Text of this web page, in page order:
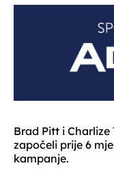
Brad Pitt i
započeli prije 6
kampanje.